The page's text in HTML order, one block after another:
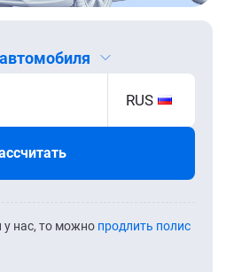
автомобиля
RUS
у нас, то можно продлить полис